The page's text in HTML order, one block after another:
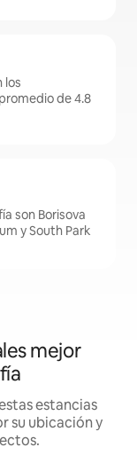
los
de 4.8
son Borisova
y South Park
mejor
estancias
su ubicación y